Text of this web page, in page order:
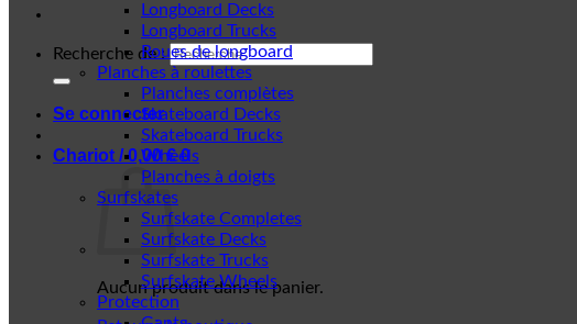
Recherche de :
Se connecter
Chariot /0,00€ 0
Aucun produit dans le panier.
Longboard Decks
Longboard Trucks
Roues de longboard
Planches à roulettes
Planches complètes
Skateboard Decks
Skateboard Trucks
Wheels
Planches à doigts
Surfskates
Surfskate Completes
Surfskate Decks
Surfskate Trucks
Surfskate Wheels
Protection